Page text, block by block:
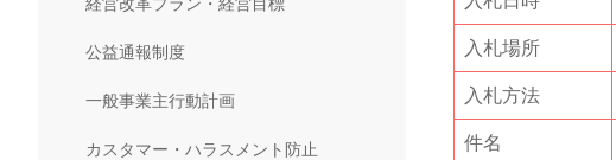
公益通報制度
一般事業主行動計画
カスタマー・ハラスメント防止
入札場所
入札方法
件名